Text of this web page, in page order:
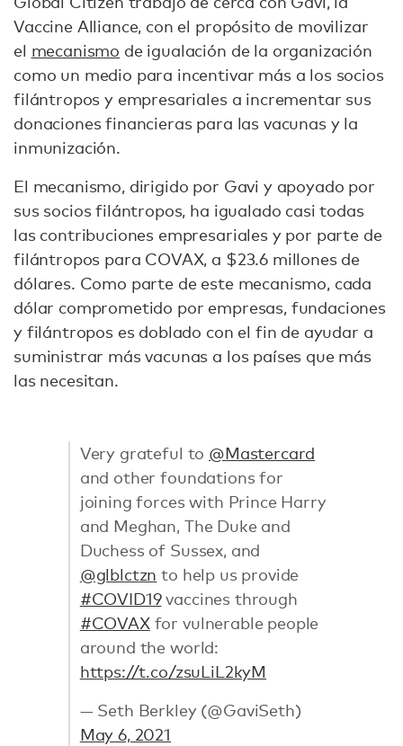
Vaccine Alliance, con el propósito de movilizar
el mecanismo de igualación de la organización
como un medio para incentivar más a los socios
filántropos y empresariales a incrementar sus
donaciones financieras para las vacunas y la
inmunización.
El mecanismo, dirigido por Gavi y apoyado por
sus socios filántropos, ha igualado casi todas
las contribuciones empresariales y por parte de
filántropos para COVAX, a $23.6 millones de
dólares. Como parte de este mecanismo, cada
dólar comprometido por empresas, fundaciones
y filántropos es doblado con el fin de ayudar a
suministrar más vacunas a los países que más
las necesitan.
Very grateful to @Mastercard
and other foundations for
joining forces with Prince Harry
and Meghan, The Duke and
Duchess of Sussex, and
@glblctzn to help us provide
#COVID19vaccines through
#COVAXfor vulnerable people
around the world:
https://t.co/zsuLiL2kyM
— Seth Berkley (@GaviSeth)
May 6, 2021